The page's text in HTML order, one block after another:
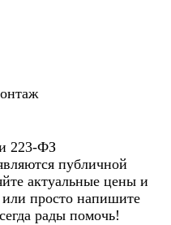
223-ФЗ
публичной
актуальные цены и
просто напишите
рады помочь!